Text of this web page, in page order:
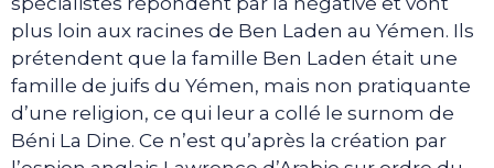
plus loin aux racines de Ben Laden au Yémen. Ils
prétendent que la famille Ben Laden était une
famille de juifs du Yémen, mais non pratiquante
d’une religion, ce qui leur a collé le surnom de
Béni La Dine. Ce n’est qu’après la création par